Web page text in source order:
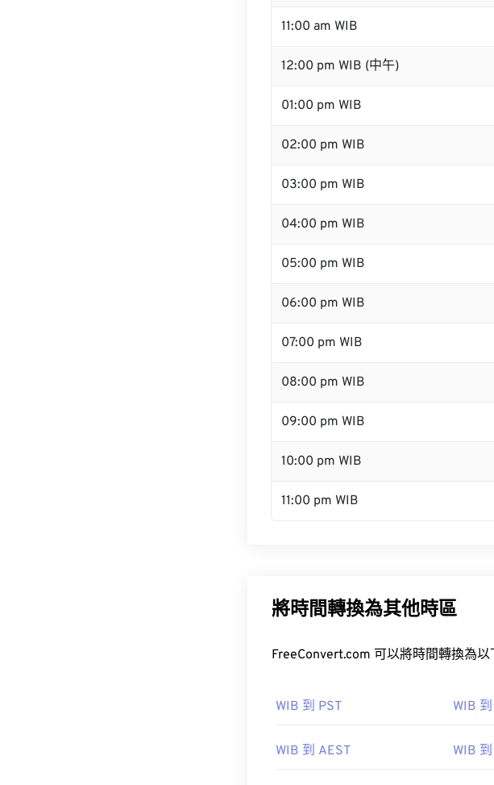
11:00 am WIB
12:00 pm WIB (中午)
01:00 pm WIB
02:00 pm WIB
03:00 pm WIB
04:00 pm WIB
05:00 pm WIB
06:00 pm WIB
07:00 pm WIB
08:00 pm WIB
09:00 pm WIB
10:00 pm WIB
11:00 pm WIB
將時間轉換為其他時區
FreeConvert.com 可以將時間轉換為以
WIB 到 PST WIB
WIB 到 AEST WIB